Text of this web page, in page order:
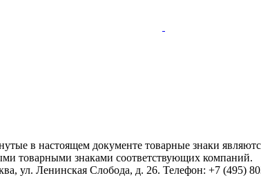
в настоящем документе товарные знаки
товарными знаками соответствующих компаний.
ул. Ленинская Слобода, д. 26. Телефон: +7 (495)